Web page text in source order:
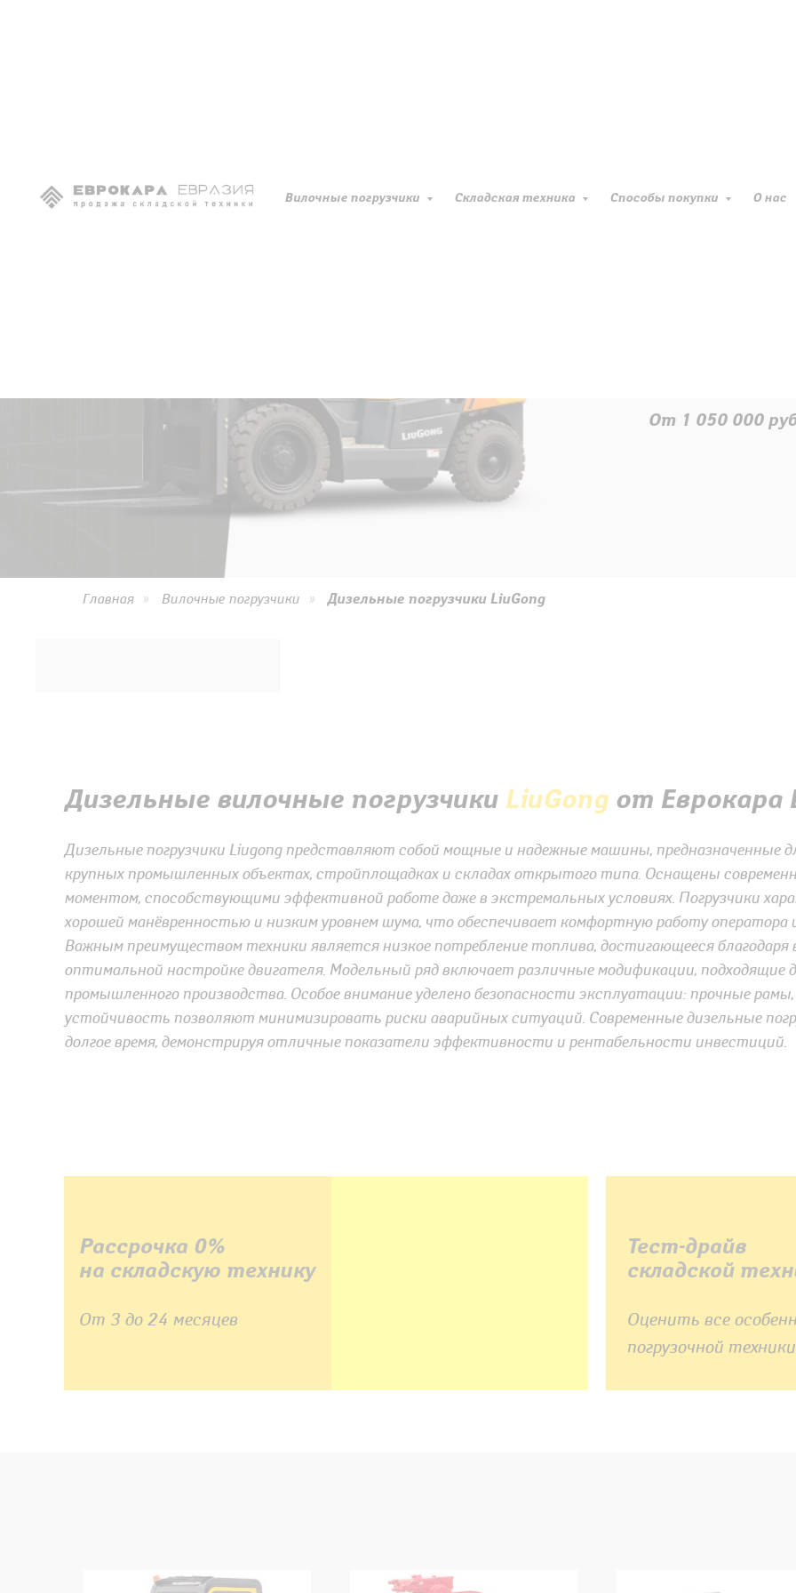
Вилочные погрузчики Складская техника Способы покупки О нас
Комплектующие от
техники.
От 1 050 000
Главная » Вилочные погрузчики » Дизельные погрузчики LiuGong
Дизельные вилочные погрузчики LiuGong от Еврокара
Дизельные погрузчики Liugong представляют собой мощные и надежные машины, предназначенные
крупных промышленных объектах, стройплощадках и складах открытого типа. Оснащены
моментом, способствующими эффективной работе даже в экстремальных условиях. Погрузчики
хорошей манёвренностью и низким уровнем шума, что обеспечивает комфортную работу
Важным преимуществом техники является низкое потребление топлива, достигающееся
оптимальной настройке двигателя. Модельный ряд включает различные модификации, подходящие
промышленного производства. Особое внимание уделено безопасности эксплуатации: прочные
устойчивость позволяют минимизировать риски аварийных ситуаций. Современные дизельные
долгое время, демонстрируя отличные показатели эффективности и рентабельности инвестиций.
Рассрочка 0%
на складскую технику
От 3 до 24 месяцев
Тест-драйв
складской
Оценить все
погрузочной техники